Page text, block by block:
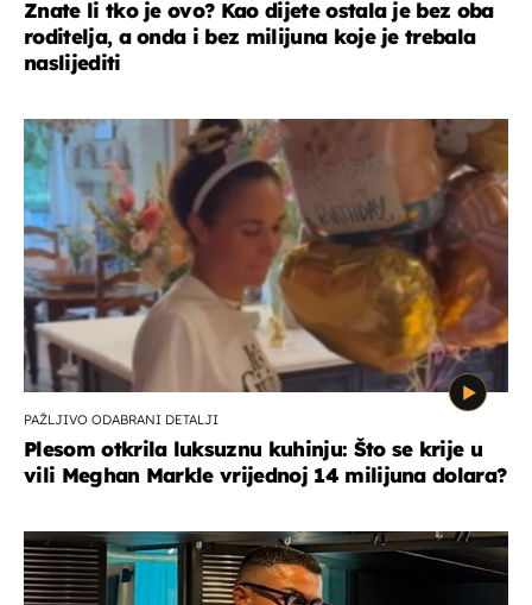
Znate li tko je ovo? Kao dijete ostala je bez oba
roditelja, a onda i bez milijuna koje je trebala
naslijediti
PAŽLJIVO ODABRANI DETALJI
Plesom otkrila luksuznu kuhinju: Što se krije u
vili Meghan Markle vrijednoj 14 milijuna dolara?